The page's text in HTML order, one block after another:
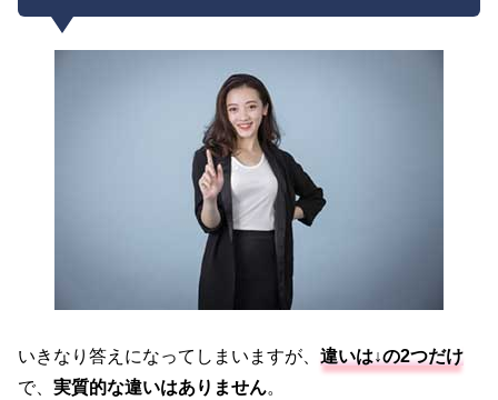
いきなり答えになってしまいますが、 違いは↓の2つだけ
で、 実質的な違いはありません。